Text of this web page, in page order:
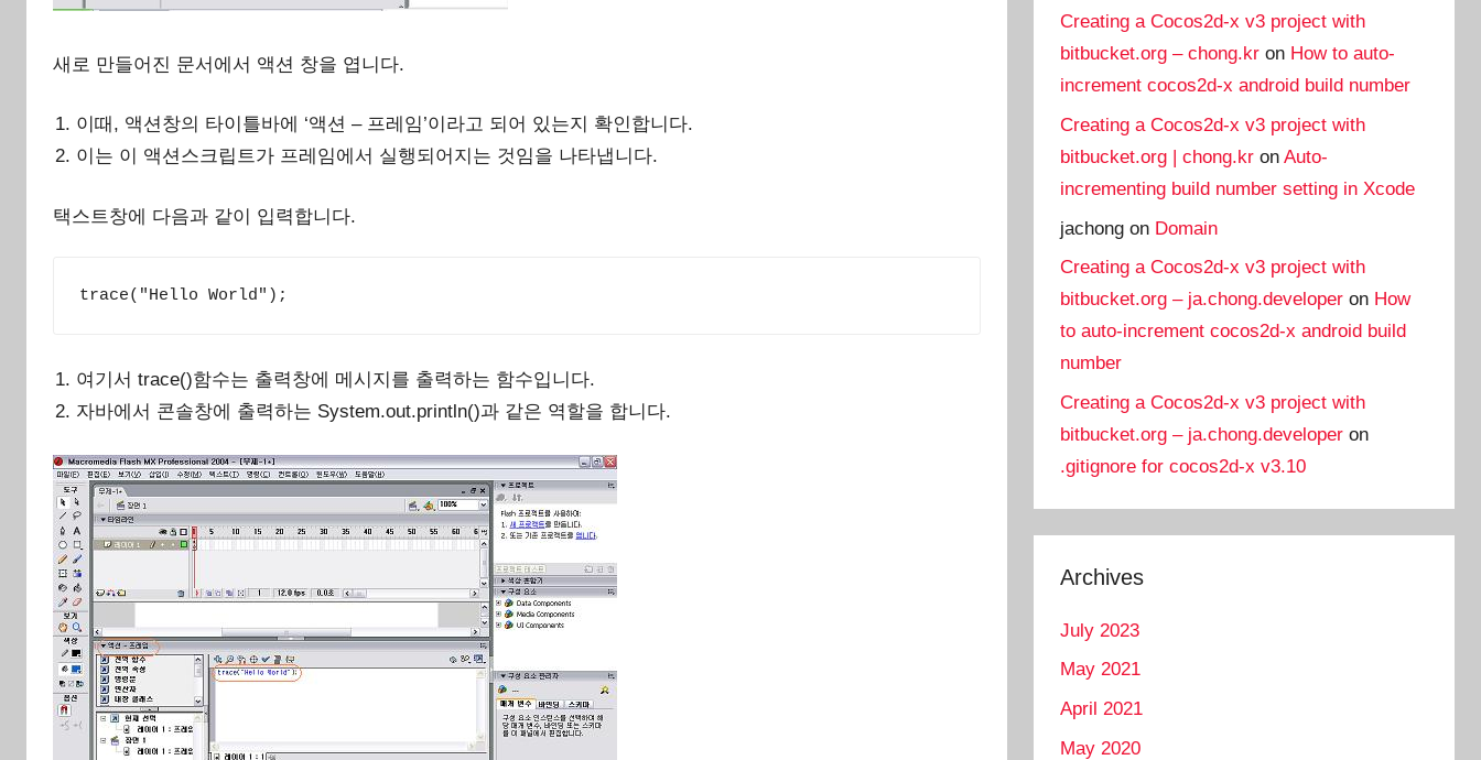
새로 만들어진 문서에서 액션 창을 엽니다.
이때, 액션창의 타이틀바에 ‘액션 – 프레임’이라고 되어 있는지 확인합니다.
이는 이 액션스크립트가 프레임에서 실행되어지는 것임을 나타냅니다.
택스트창에 다음과 같이 입력합니다.
trace("Hello World");
여기서 trace()함수는 출력창에 메시지를 출력하는 함수입니다.
자바에서 콘솔창에 출력하는 System.out.println()과 같은 역할을 합니다.
Creating a Cocos2d-x v3 project with
bitbucket.org – chong.kr on How to auto-
increment cocos2d-x android build number
Creating a Cocos2d-x v3 project with
bitbucket.org | chong.kr onAuto-
incrementing build number setting in Xcode
jachong on Domain
Creating a Cocos2d-x v3 project with
bitbucket.org – ja.chong.developer on How
to auto-increment cocos2d-x android build
number
Creating a Cocos2d-x v3 project with
bitbucket.org – ja.chong.developer on
.gitignore for cocos2d-x v3.10
Archives
July 2023
May 2021
April 2021
May 2020